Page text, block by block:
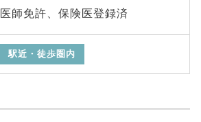
医師免許、保険医登録済
駅近・徒歩圏内